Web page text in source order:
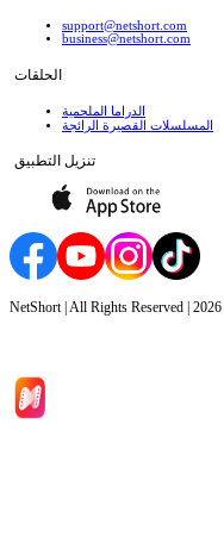
support@netshort.com
business@netshort.com
الحلقات
الدراما الملحمية
المسلسلات القصيرة الرائجة
تنزيل التطبيق
NetShort | All Rights Reserved | 2026